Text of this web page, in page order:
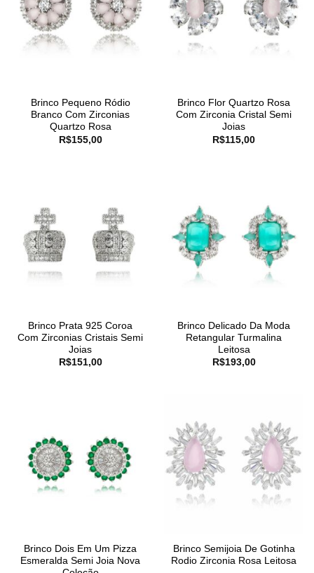
Brinco Pequeno Ródio
Branco Com Zirconias
Quartzo Rosa
R$155,00
Brinco Flor Quartzo Rosa
Com Zirconia Cristal Semi
Joias
R$115,00
Brinco Prata 925 Coroa
Com Zirconias Cristais Semi
Joias
R$151,00
Brinco Delicado Da Moda
Retangular Turmalina
Leitosa
R$193,00
Brinco Dois Em Um Pizza
Esmeralda Semi Joia Nova
Brinco Semijoia De Gotinha
Rodio Zirconia Rosa Leitosa